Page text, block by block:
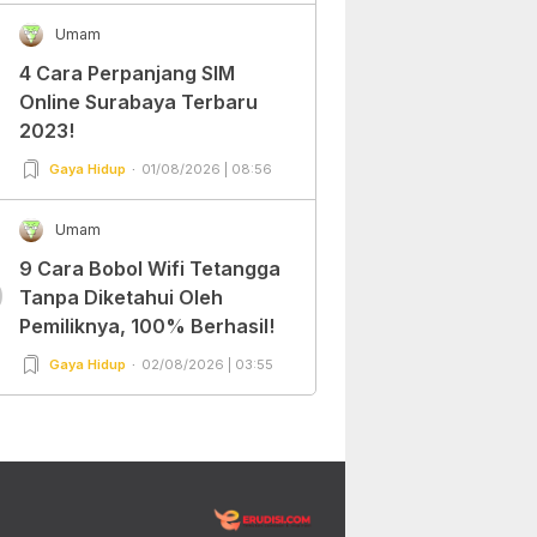
Umam
4 Cara Perpanjang SIM
Online Surabaya Terbaru
2023!
Gaya Hidup 01/08/2026 | 08:56
Umam
9 Cara Bobol Wifi Tetangga
Tanpa Diketahui Oleh
Pemiliknya, 100% Berhasil!
Gaya Hidup 02/08/2026 | 03:55